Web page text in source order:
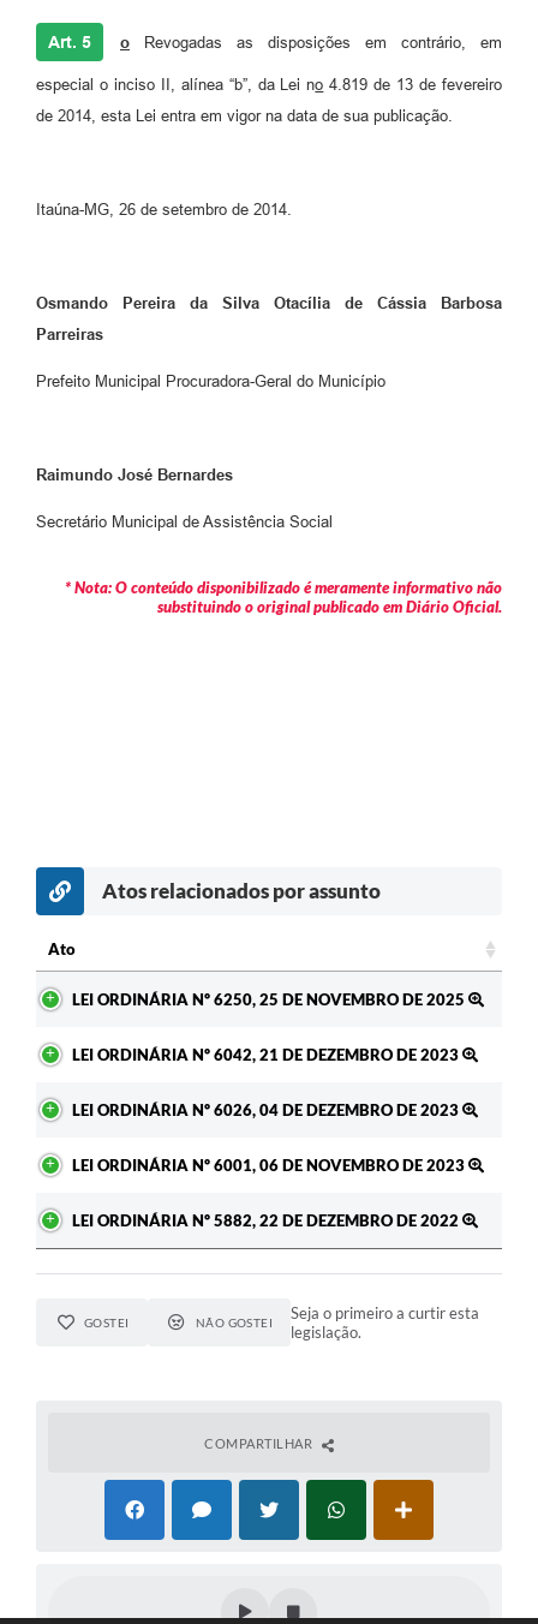
Art. 5 o Revogadas as disposições em contrário, em
especial o inciso II, alínea “b”, da Lei no 4.819 de 13 de fevereiro
de 2014, esta Lei entra em vigor na data de sua publicação.
Itaúna-MG, 26 de setembro de 2014.
Osmando Pereira da Silva Otacília de Cássia Barbosa
Parreiras
Prefeito Municipal Procuradora-Geral do Município
Raimundo José Bernardes
Secretário Municipal de Assistência Social
* Nota: O conteúdo disponibilizado é meramente informativo não
substituindo o original publicado em Diário Oficial.
Atos relacionados por assunto
Ato
LEI ORDINÁRIA Nº 6250, 25 DE NOVEMBRO DE 2025
LEI ORDINÁRIA Nº 6042, 21 DE DEZEMBRO DE 2023
LEI ORDINÁRIA Nº 6026, 04 DE DEZEMBRO DE 2023
LEI ORDINÁRIA Nº 6001, 06 DE NOVEMBRO DE 2023
LEI ORDINÁRIA Nº 5882, 22 DE DEZEMBRO DE 2022
GOSTEI NÃO GOSTEI
Seja o primeiro a curtir esta
legislação.
COMPARTILHAR